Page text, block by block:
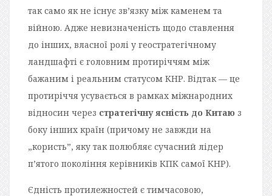
так само як не існує зв’язку між каменем та
війною. Адже невизначеність щодо ставлення
до інших, власної ролі у геостратегічному
ландшафті є головним протиріччям між
бажаним і реальним статусом КНР. Відтак — це
протиріччя усувається в рамках міжнародних
відносин через стратегічну ясність до Китаю з
боку інших країн (причому не завжди на
„користь”, яку так полюбляє сучасний лідер
п’ятого покоління керівників КПК самої КНР).
Єдність протилежностей є тимчасовою,